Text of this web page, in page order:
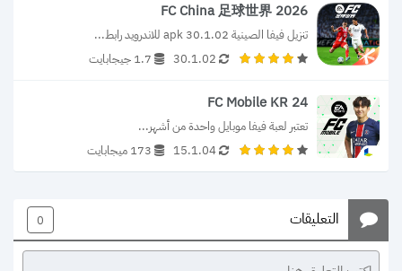
FC China 足球世界 2026
تنزيل فيفا الصينية 30.1.02 apk للاندرويد رابط...
30.1.02
1.7 جيجابايت
FC Mobile KR 24
تعتبر لعبة فيفا موبايل واحدة من أشهر...
15.1.04
173 ميجابايت
التعليقات 0